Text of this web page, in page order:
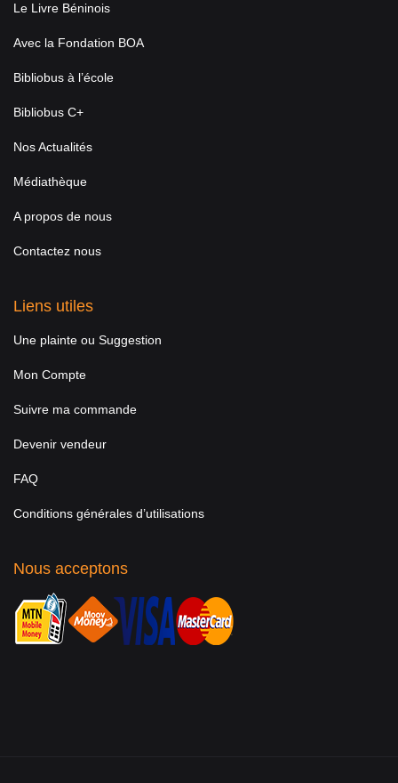
Le Livre Béninois
Avec la Fondation BOA
Bibliobus à l’école
Bibliobus C+
Nos Actualités
Médiathèque
A propos de nous
Contactez nous
Liens utiles
Une plainte ou Suggestion
Mon Compte
Suivre ma commande
Devenir vendeur
FAQ
Conditions générales d’utilisations
Nous acceptons